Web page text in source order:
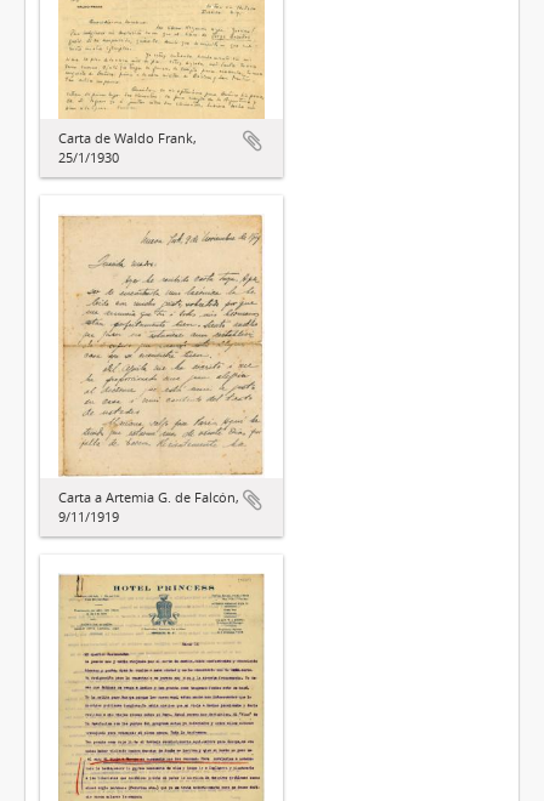
Carta de Waldo Frank,
25/1/1930
Carta a Artemia G. de Falcón,
9/11/1919